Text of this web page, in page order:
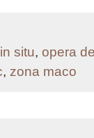
in situ, opera
, zona maco